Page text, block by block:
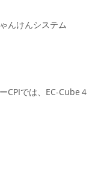
んけんシステム
CPIでは、EC-Cube４